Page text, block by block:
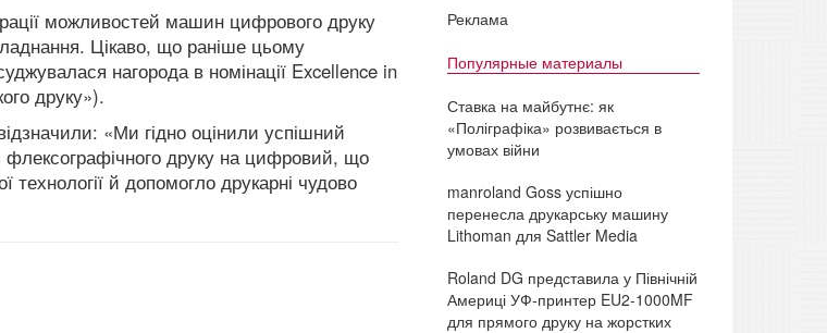
можливостей машин цифрового друку
Цікаво, що раніше цьому
нагорода в номінації Excellence in
друку»).
«Ми гідно оцінили успішний
флексографічного друку на цифровий, що
й допомогло друкарні чудово
Реклама
Популярные материалы
Ставка на майбутнє: як
«Поліграфіка» розвивається в
умовах війни
manroland Goss успішно
перенесла друкарську машину
Lithoman для Sattler Media
Roland DG представила у Північній
Америці УФ-принтер EU2-1000MF
для прямого друку на жорстких